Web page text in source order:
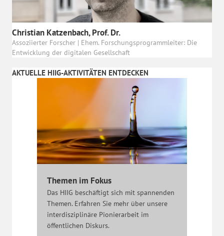
Christian Katzenbach, Prof. Dr.
Assoziierter Forscher | Ehem. Forschungsprogrammleiter: Die
Entwicklung der digitalen Gesellschaft
AKTUELLE HIIG-AKTIVITÄTEN ENTDECKEN
Themen im Fokus
Das HIIG beschäftigt sich mit spannenden
Themen. Erfahren Sie mehr über unsere
interdisziplinäre Pionierarbeit im
öffentlichen Diskurs.